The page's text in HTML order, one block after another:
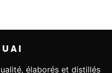
élaborés et distillés